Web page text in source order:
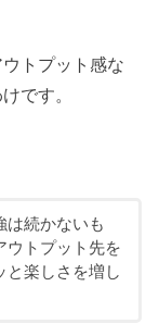
トプット感な
です。
は続かないも
ウトプット先を
と楽しさを増し